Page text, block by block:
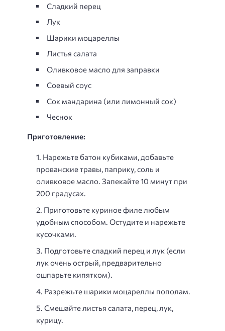
Сладкий перец
Лук
Шарики моцареллы
Листья салата
Оливковое масло для заправки
Соевый соус
Сок мандарина (или лимонный сок)
Чеснок
Приготовление:
Нарежьте батон кубиками, добавьте
прованские травы, паприку, соль и
оливковое масло. Запекайте 10 минут при
200 градусах.
Приготовьте куриное филе любым
удобным способом. Остудите и нарежьте
кусочками.
Подготовьте сладкий перец и лук (если
лук очень острый, предварительно
ошпарьте кипятком).
Разрежьте шарики моцареллы пополам.
Смешайте листья салата, перец, лук,
курицу.